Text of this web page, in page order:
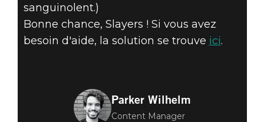
sanguinolent.)
Bonne chance, Slayers ! Si vous avez
besoin d'aide, la solution se trouve ici.
Parker Wilhelm
Content Manager